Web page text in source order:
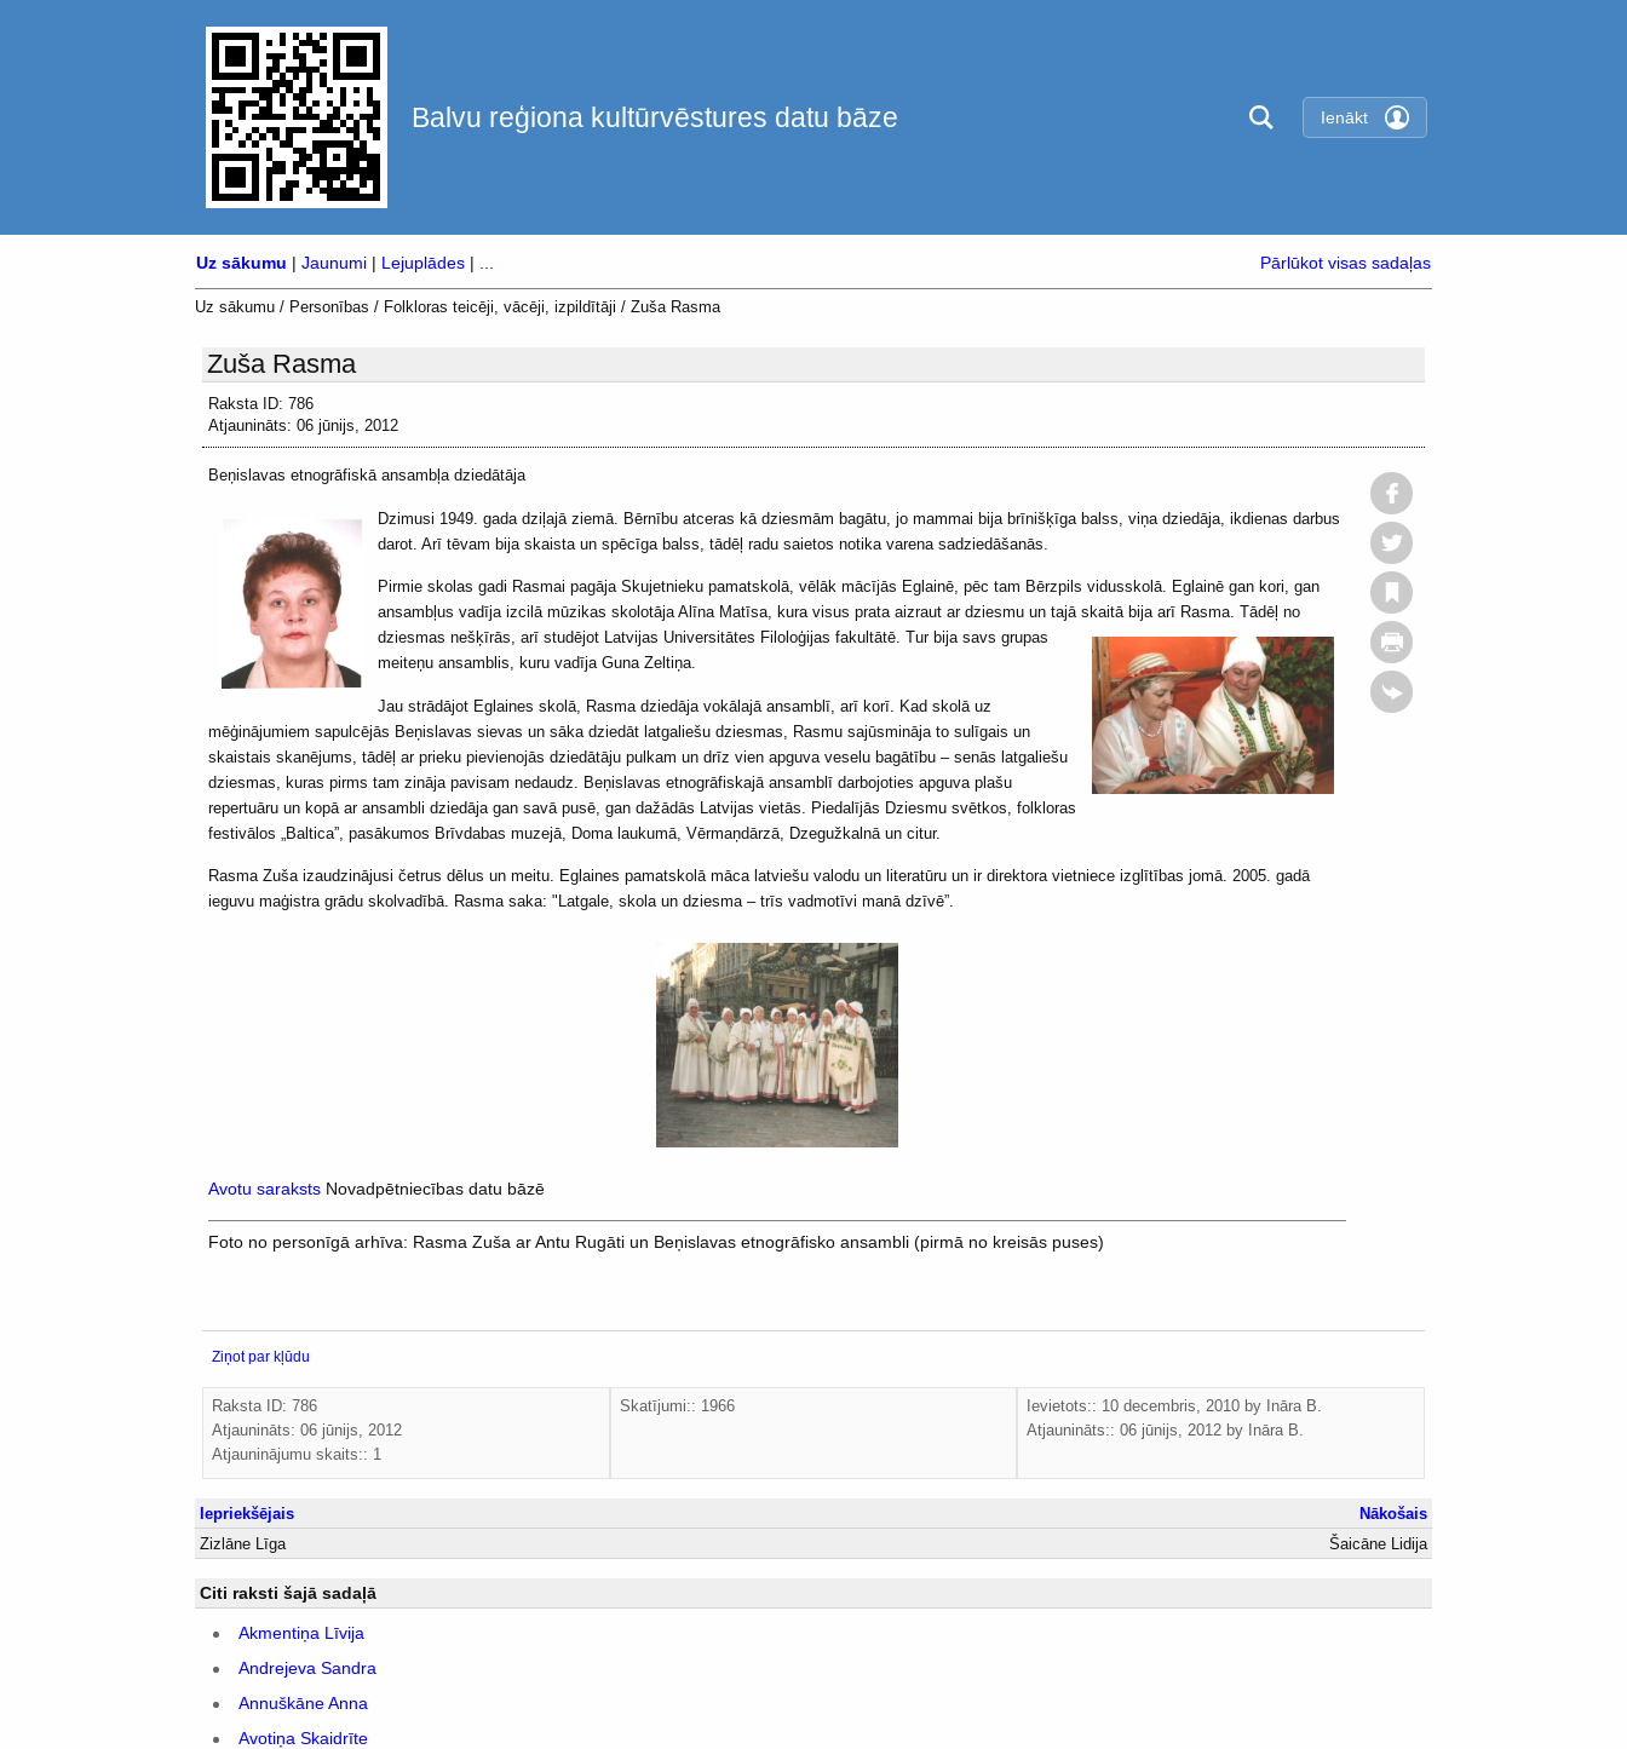
Balvu reģiona kultūrvēstures datu bāze Ienākt
Uz sākumu | Jaunumi | Lejuplādes | Pārlūkot visas sadaļas
Uz sākumu / Personības / Folkloras teicēji, vācēji, izpildītāji / Zuša Rasma
Zuša Rasma
Raksta ID: 786
Atjaunināts: 06 jūnijs, 2012
Beņislavas etnogrāfiskā ansambļa dziedātāja
Dzimusi 1949. gada dziļajā ziemā. Bērnību atceras kā dziesmām bagātu, jo mammai bija brīnišķīga balss, viņa dziedāja, ikdienas darbus
darot. Arī tēvam bija skaista un spēcīga balss, tādēļ radu saietos notika varena sadziedāšanās.
Pirmie skolas gadi Rasmai pagāja Skujetnieku pamatskolā, vēlāk mācījās Eglainē, pēc tam Bērzpils vidusskolā. Eglainē gan kori, gan
ansambļus vadīja izcilā mūzikas skolotāja Alīna Matīsa, kura visus prata aizraut ar dziesmu un tajā skaitā bija arī Rasma. Tādēļ no
dziesmas nešķīrās, arī studējot Latvijas Universitātes Filoloģijas fakultātē. Tur bija savs grupas
meiteņu ansamblis, kuru vadīja Guna Zeltiņa.
Jau strādājot Eglaines skolā, Rasma dziedāja vokālajā ansamblī, arī korī. Kad skolā uz
mēģinājumiem sapulcējās Beņislavas sievas un sāka dziedāt latgaliešu dziesmas, Rasmu sajūsmināja to sulīgais un
skaistais skanējums, tādēļ ar prieku pievienojās dziedātāju pulkam un drīz vien apguva veselu bagātību – senās latgaliešu
dziesmas, kuras pirms tam zināja pavisam nedaudz. Beņislavas etnogrāfiskajā ansamblī darbojoties apguva plašu
repertuāru un kopā ar ansambli dziedāja gan savā pusē, gan dažādās Latvijas vietās. Piedalījās Dziesmu svētkos, folkloras
festivālos „Baltica”, pasākumos Brīvdabas muzejā, Doma laukumā, Vērmaņdārzā, Dzegužkalnā un citur.
Rasma Zuša izaudzinājusi četrus dēlus un meitu. Eglaines pamatskolā māca latviešu valodu un literatūru un ir direktora vietniece izglītības jomā. 2005. gadā
ieguvu maģistra grādu skolvadībā. Rasma saka: "Latgale, skola un dziesma – trīs vadmotīvi manā dzīvē”.
Avotu saraksts Novadpētniecības datu bāzē
Foto no personīgā arhīva: Rasma Zuša ar Antu Rugāti un Beņislavas etnogrāfisko ansambli (pirmā no kreisās puses)
Ziņot par kļūdu
Raksta ID: 786
Atjaunināts: 06 jūnijs, 2012
Atjauninājumu skaits:: 1
Skatījumi:: 1966 Ievietots:: 10 decembris, 2010 by Ināra B.
Atjaunināts::06 jūnijs, 2012 by Ināra B.
Iepriekšējais
Nākošais
Zizlāne Līga
Šaicāne Lidija
Citi raksti šajā sadaļā
Akmentiņa Līvija
Andrejeva Sandra
Annuškāne Anna
Avotiņa Skaidrīte